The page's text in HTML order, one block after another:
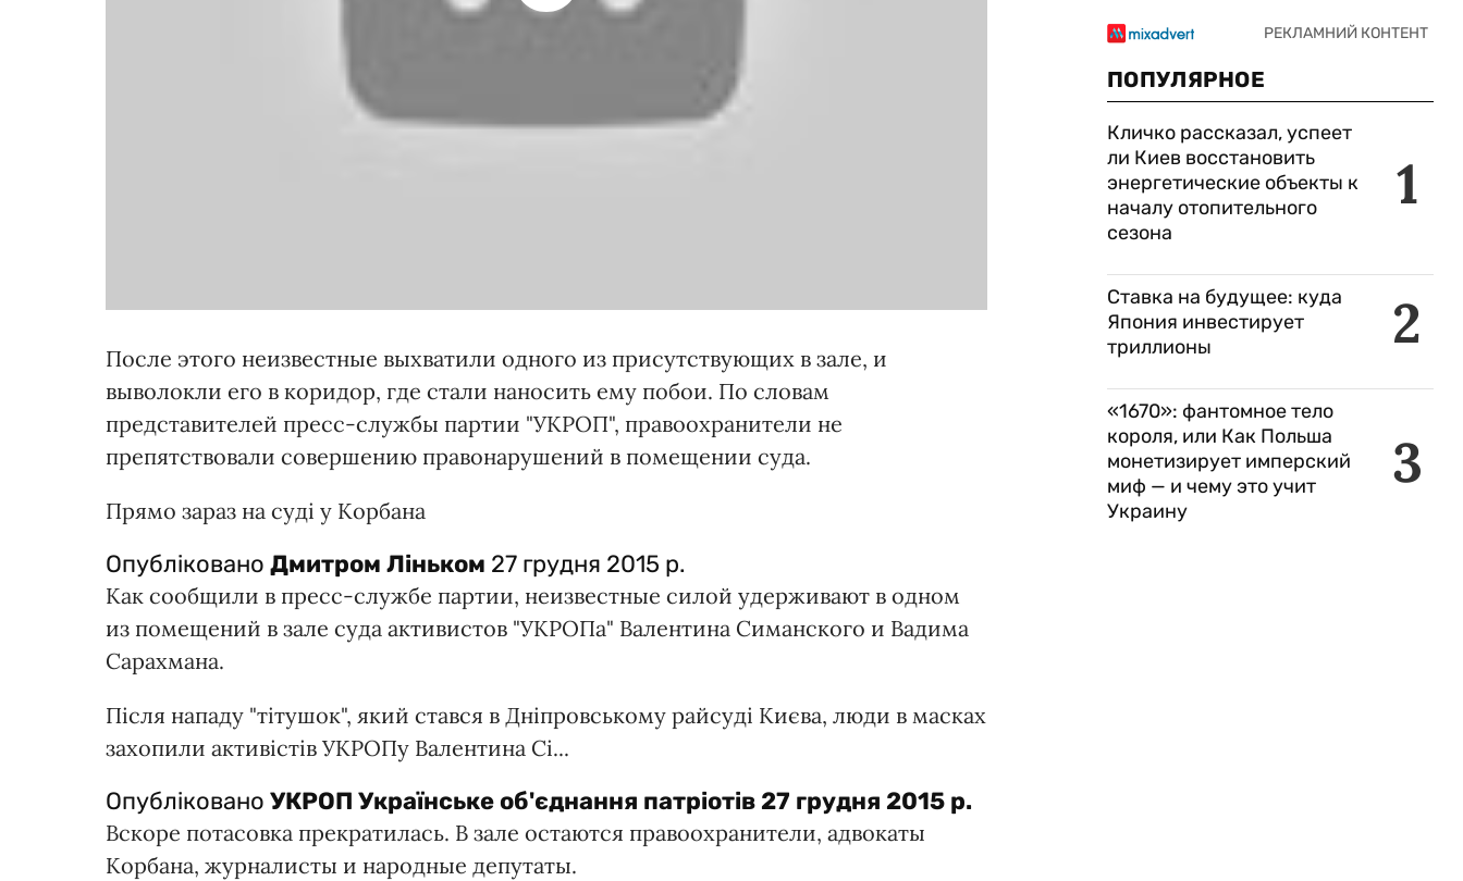
После этого неизвестные выхватили одного из присутствующих в зале, и
выволокли его в коридор, где стали наносить ему побои. По словам
представителей пресс-службы партии "УКРОП", правоохранители не
препятствовали совершению правонарушений в помещении суда.
Прямо зараз на суді у Корбана
Опубліковано Дмитром Ліньком 27 грудня 2015 р.
Как сообщили в пресс-службе партии, неизвестные силой удерживают в одном
из помещений в зале суда активистов "УКРОПа" Валентина Симанского и Вадима
Сарахмана.
Після нападу "тітушок", який стався в Дніпровському райсуді Києва, люди в масках
захопили активістів УКРОПу Валентина Сі...
Опубліковано УКРОП Українське об'єднання патріотів 27 грудня 2015 р.
Вскоре потасовка прекратилась. В зале остаются правоохранители, адвокаты
Корбана, журналисты и народные депутаты.
ПОПУЛЯРНОЕ
1
Кличко рассказал, успеет
ли Киев восстановить
энергетические объекты к
началу отопительного
сезона
2
Ставка на будущее: куда
Япония инвестирует
триллионы
3
«1670»: фантомное тело
короля, или Как Польша
монетизирует имперский
миф — и чему это учит
Украину